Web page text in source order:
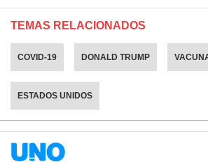
TEMAS RELACIONADOS
COVID-19 DONALD TRUMP
ESTADOS UNIDOS